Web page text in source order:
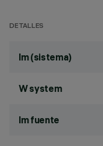
DETALLES
lm (sistema)
W system
lm fuente